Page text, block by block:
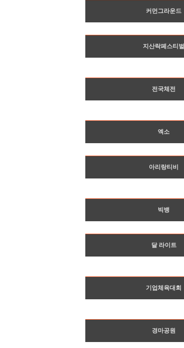
커먼그라운드
지산락페스티벌
전국체전
엑소
아리랑티비
빅뱅
달 라이트
기업체육대회
경마공원